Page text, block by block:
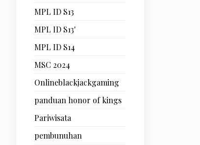
MPL ID S13
MPL ID S13'
MPL ID S14
MSC 2024
Onlineblackjackgaming
panduan honor of kings
Pariwisata
pembunuhan